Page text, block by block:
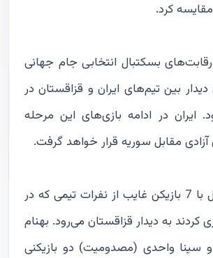
کرد.
بسکتبال انتخابی جام جهانی
دیدار بین تیم‌های ایران و قزاقستان در
ایران در ادامه بازی‌های این مرحله
مقابل سوریه قرار خواهد گرفت.
تیم ملی بسکتبال با 7 بازیکن غایب از نفرات تیمی که در
کردند به دیدار قزاقستان می‌رود. بهنام
و سینا واحدی (مصدومیت) دو بازیکنی